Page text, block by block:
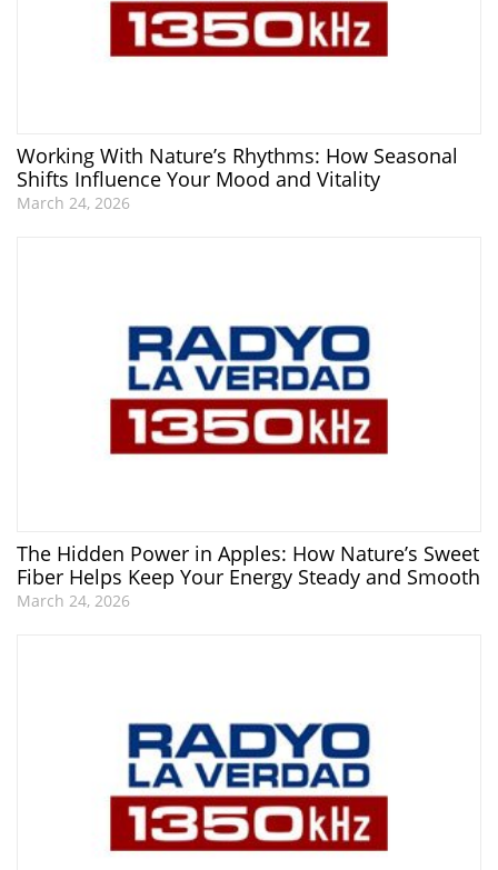
Working With Nature’s Rhythms: How Seasonal
Shifts Influence Your Mood and Vitality
March 24, 2026
The Hidden Power in Apples: How Nature’s Sweet
Fiber Helps Keep Your Energy Steady and Smooth
March 24, 2026